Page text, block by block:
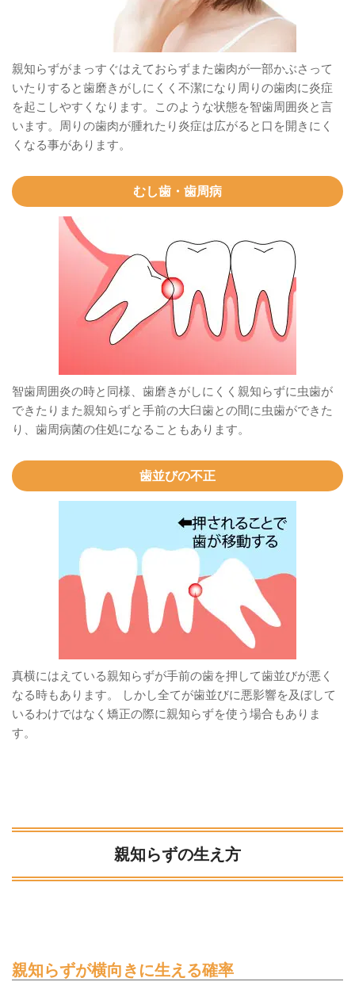
親知らずがまっすぐはえておらずまた歯肉が一部かぶさって
いたりすると歯磨きがしにくく不潔になり周りの歯肉に炎症
を起こしやすくなります。このような状態を智歯周囲炎と言
います。周りの歯肉が腫れたり炎症は広がると口を開きにく
くなる事があります。
むし歯・歯周病
智歯周囲炎の時と同様、歯磨きがしにくく親知らずに虫歯が
できたりまた親知らずと手前の大臼歯との間に虫歯ができた
り、歯周病菌の住処になることもあります。
歯並びの不正
真横にはえている親知らずが手前の歯を押して歯並びが悪く
なる時もあります。 しかし全てが歯並びに悪影響を及ぼして
いるわけではなく矯正の際に親知らずを使う場合もありま
す。
親知らずの生え方
親知らずが横向きに生える確率